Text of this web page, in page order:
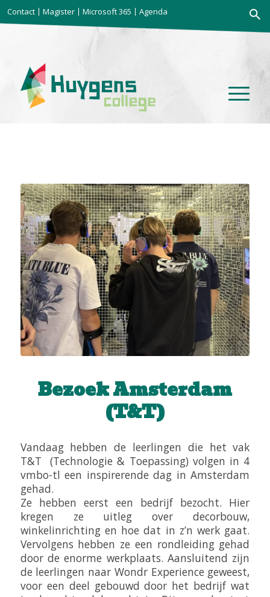
Contact Magister Microsoft 365 Agenda
naar:
Bezoek Amsterdam
(T&T)
Vandaag hebben de leerlingen die het vak
T&T (Technologie & Toepassing) volgen in 4
vmbo-tl een inspirerende dag in Amsterdam
gehad.
Ze hebben eerst een bedrijf bezocht. Hier
kregen ze uitleg over decorbouw,
winkelinrichting en hoe dat in z’n werk gaat.
Vervolgens hebben ze een rondleiding gehad
door de enorme werkplaats. Aansluitend zijn
de leerlingen naar Wondr Experience geweest,
voor een deel gebouwd door het bedrijf wat